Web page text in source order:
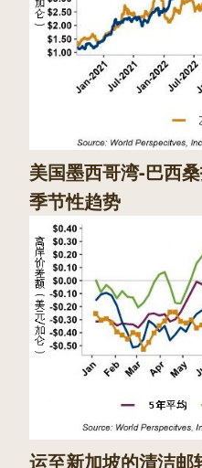
美国墨西哥湾-巴西
季节性趋势
运至新加坡的清洁邮